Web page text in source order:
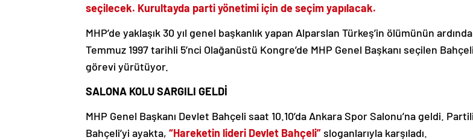
seçilecek. Kurultayda parti yönetimi için de seçim yapılacak.
MHP’de yaklaşık 30 yıl genel başkanlık yapan Alparslan Türkeş’in ölümünün
Temmuz 1997 tarihli 5’nci Olağanüstü Kongre’de MHP Genel Başkanı seçilen
görevi yürütüyor.
SALONA KOLU SARGILI GELDİ
MHP Genel Başkanı Devlet Bahçeli saat 10.10’da Ankara Spor Salonu’na geldi.
Bahçeli’yi ayakta, “Hareketin lideri Devlet Bahçeli” sloganlarıyla karşıladı.